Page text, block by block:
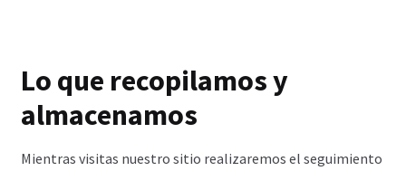
Lo que recopilamos y
almacenamos
Mientras visitas nuestro sitio realizaremos el seguimiento